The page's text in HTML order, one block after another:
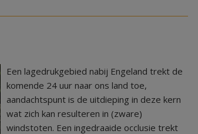
Een lagedrukgebied nabij Engeland trekt de
komende 24 uur naar ons land toe,
aandachtspunt is de uitdieping in deze kern
wat zich kan resulteren in (zware)
windstoten. Een ingedraaide occlusie trekt